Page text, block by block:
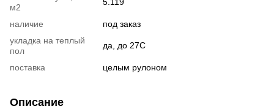
м2
наличие
под заказ
укладка на теплый
пол
да, до 27С
поставка целым рулоном
Описание